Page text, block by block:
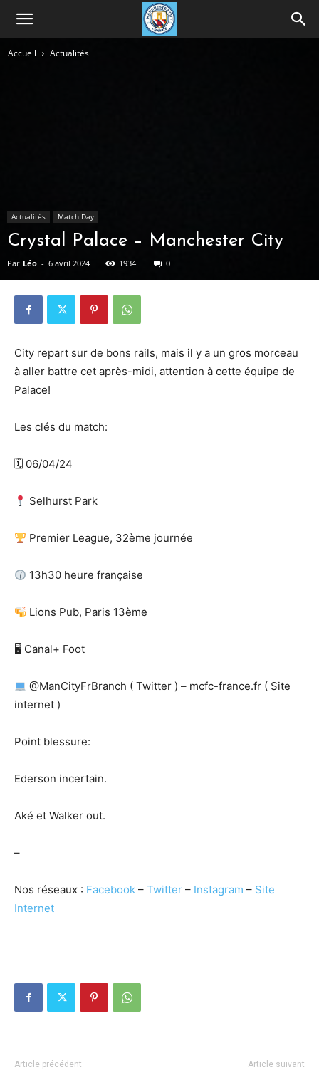
Accueil Actualités
Actualités Match Day
Crystal Palace – Manchester City
Par Léo - 6 avril 2024 1934 0
City repart sur de bons rails, mais il y a un gros morceau
à aller battre cet après-midi, attention à cette équipe de
Palace!
Les clés du match:
🗓 06/04/24
Selhurst Park
Premier League, 32ème journée
13h30 heure française
Lions Pub, Paris 13ème
🖥 Canal+ Foot
@ManCityFrBranch ( Twitter ) – mcfc-france.fr ( Site
internet )
Point blessure:
Ederson incertain.
Aké et Walker out.
–
Nos réseaux : Facebook – Twitter – Instagram – Site
Internet
Article précédent Article suivant